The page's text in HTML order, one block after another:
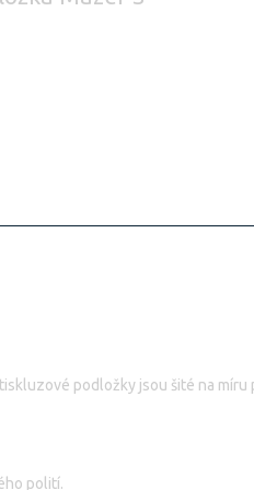
podložky jsou šité na míru
polití.